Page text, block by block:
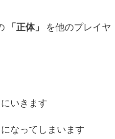
「正体」 を他のプレイヤ
いきます
になってしまいます